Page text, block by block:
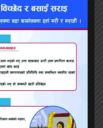
सम्बन्धी सेवा
अकुपेशनल
स्वालोविङ थेरापी,
अवस्था, जटिल
दीर्घ रोगहरुको